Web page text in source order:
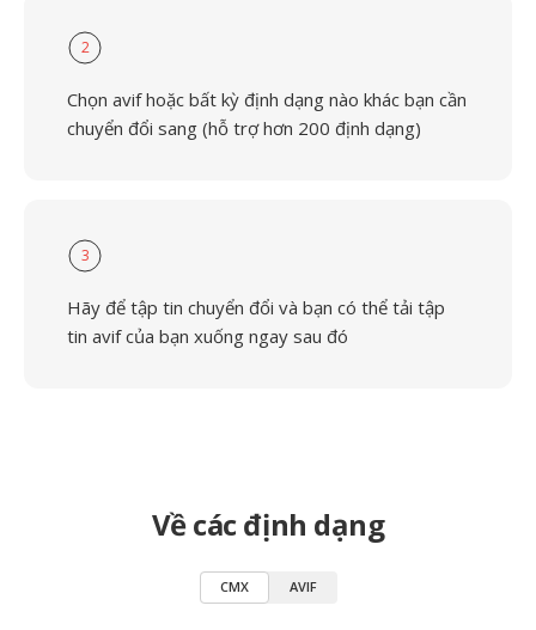
2
Chọn avif hoặc bất kỳ định dạng nào khác bạn cần
chuyển đổi sang (hỗ trợ hơn 200 định dạng)
3
Hãy để tập tin chuyển đổi và bạn có thể tải tập
tin avif của bạn xuống ngay sau đó
Về các định dạng
CMX AVIF